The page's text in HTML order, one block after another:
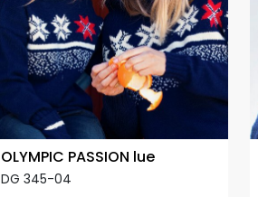
OLYMPIC PASSION lue
DG 345-04